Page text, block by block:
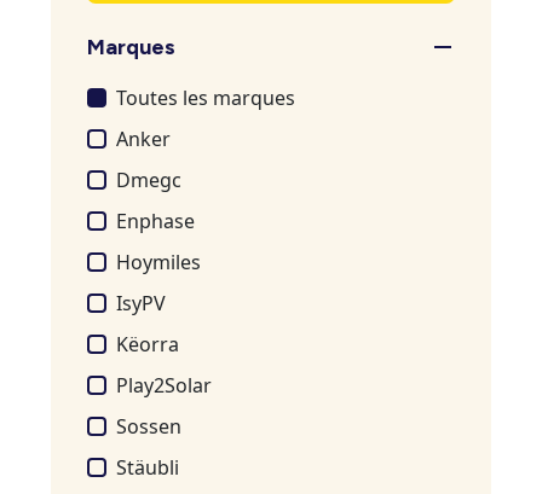
Marques
Toutes les marques
Anker
Dmegc
Enphase
Hoymiles
IsyPV
Këorra
Play2Solar
Sossen
Stäubli